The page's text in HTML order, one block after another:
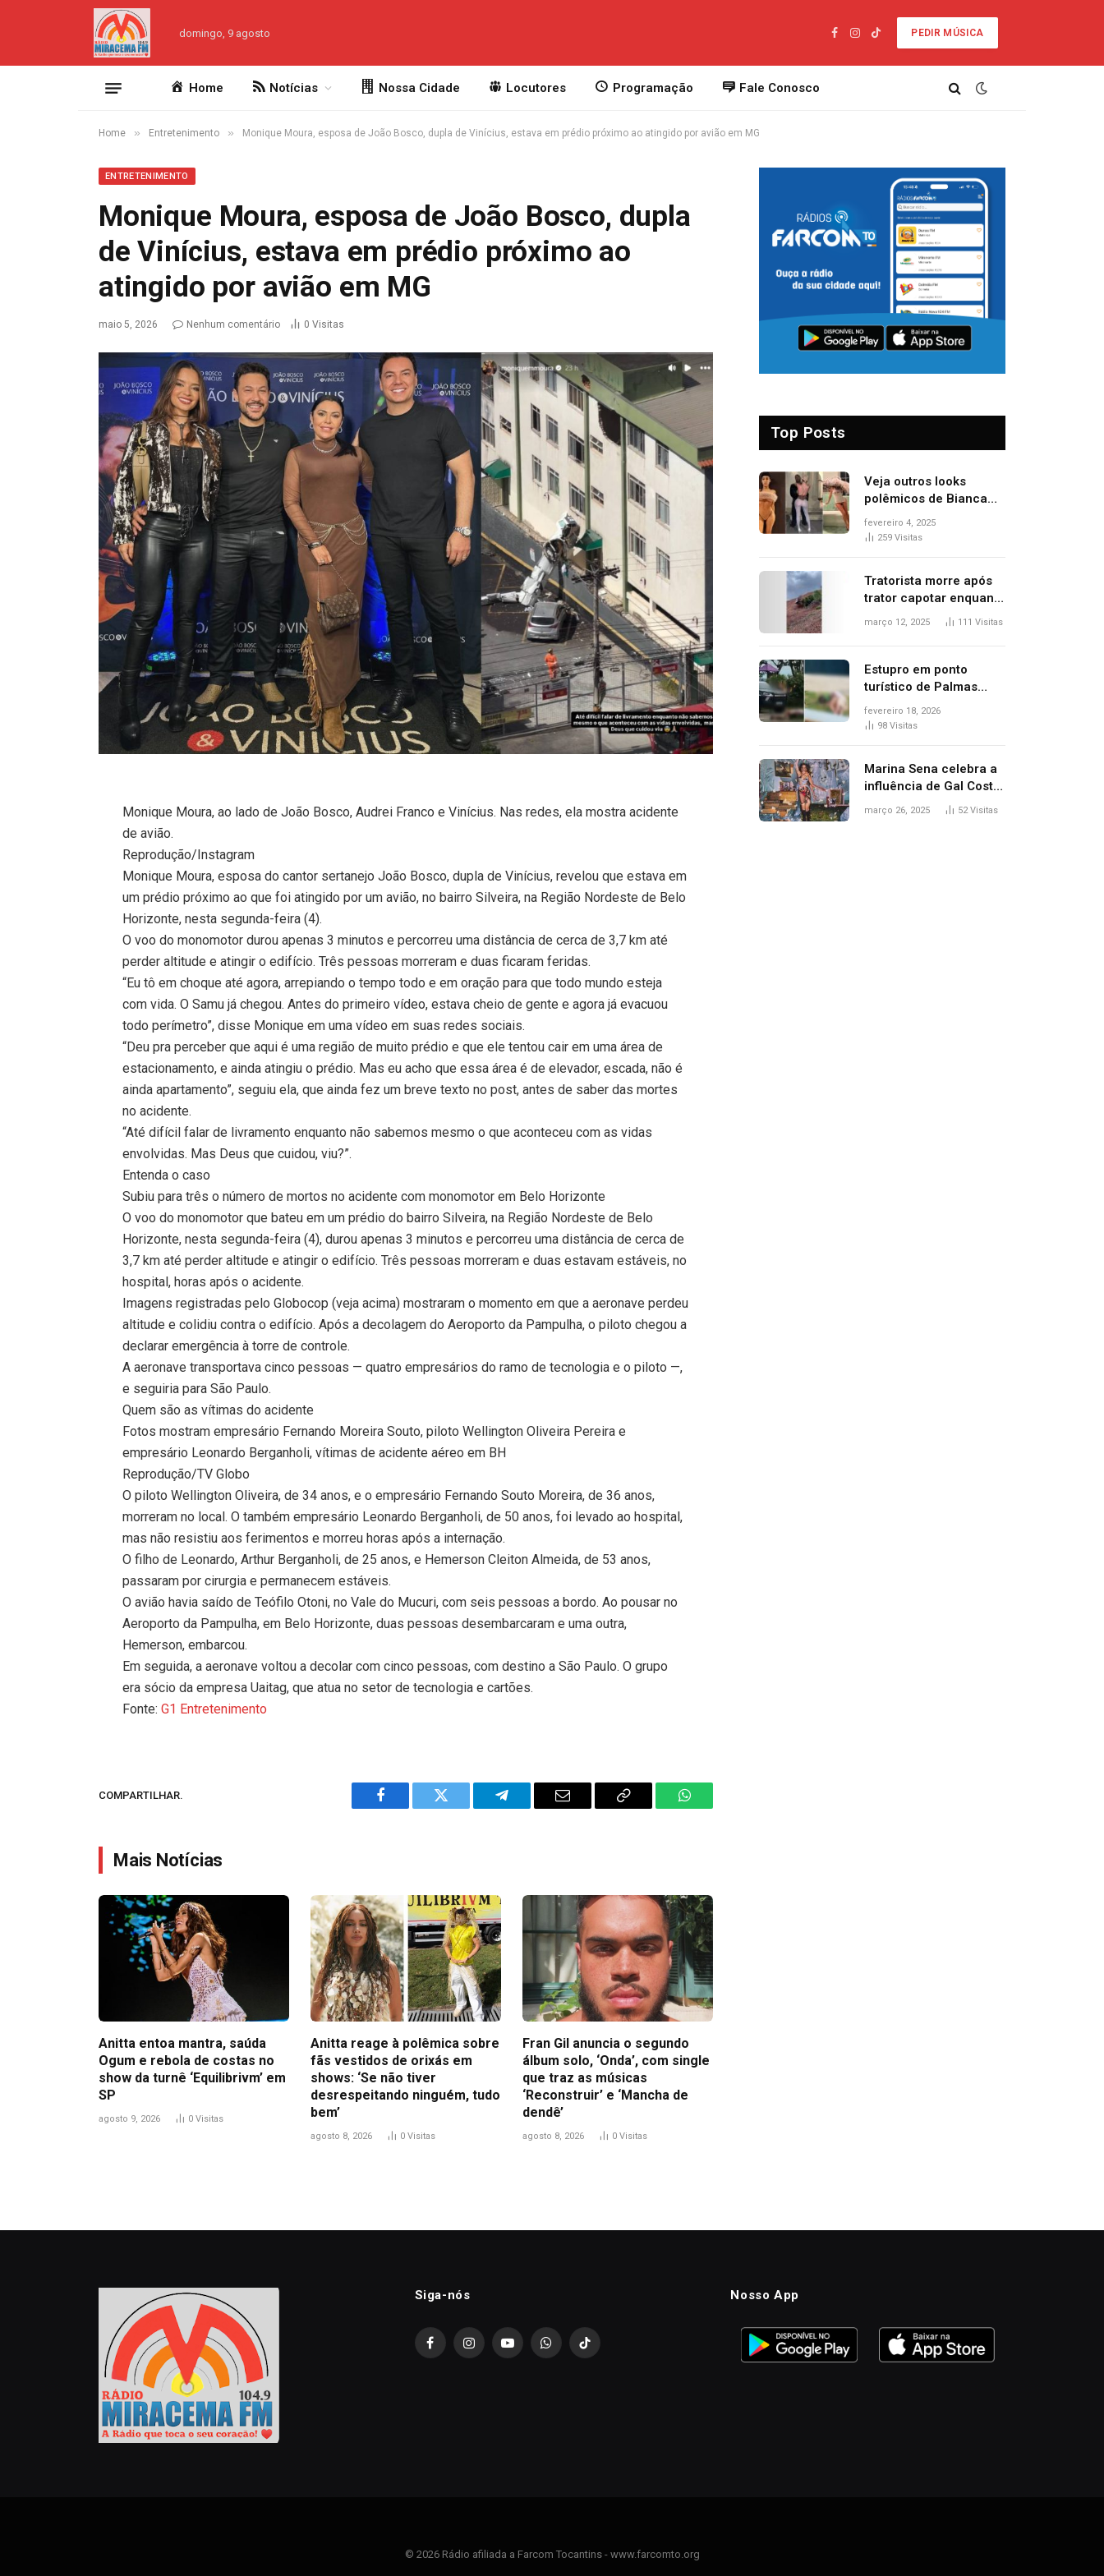
domingo, 9 agosto
Facebook
Instagram
TikTok
PEDIR MÚSICA
Home Notícias Nossa Cidade Locutores Programação Fale Conosco
Home » Entretenimento » Monique Moura, esposa de João Bosco, dupla de Vinícius, estava em prédio próximo ao atingido por avião em MG
ENTRETENIMENTO
Monique Moura, esposa de João Bosco, dupla
de Vinícius, estava em prédio próximo ao
atingido por avião em MG
maio 5, 2026 Nenhum comentário 0 Visitas
Monique Moura, ao lado de João Bosco, Audrei Franco e Vinícius. Nas redes, ela mostra acidente
de avião.
Reprodução/Instagram
Monique Moura, esposa do cantor sertanejo João Bosco, dupla de Vinícius, revelou que estava em
um prédio próximo ao que foi atingido por um avião, no bairro Silveira, na Região Nordeste de Belo
Horizonte, nesta segunda-feira (4).
O voo do monomotor durou apenas 3 minutos e percorreu uma distância de cerca de 3,7 km até
perder altitude e atingir o edifício. Três pessoas morreram e duas ficaram feridas.
“Eu tô em choque até agora, arrepiando o tempo todo e em oração para que todo mundo esteja
com vida. O Samu já chegou. Antes do primeiro vídeo, estava cheio de gente e agora já evacuou
todo perímetro”, disse Monique em uma vídeo em suas redes sociais.
“Deu pra perceber que aqui é uma região de muito prédio e que ele tentou cair em uma área de
estacionamento, e ainda atingiu o prédio. Mas eu acho que essa área é de elevador, escada, não é
ainda apartamento”, seguiu ela, que ainda fez um breve texto no post, antes de saber das mortes
no acidente.
“Até difícil falar de livramento enquanto não sabemos mesmo o que aconteceu com as vidas
envolvidas. Mas Deus que cuidou, viu?”.
Entenda o caso
Subiu para três o número de mortos no acidente com monomotor em Belo Horizonte
O voo do monomotor que bateu em um prédio do bairro Silveira, na Região Nordeste de Belo
Horizonte, nesta segunda-feira (4), durou apenas 3 minutos e percorreu uma distância de cerca de
3,7 km até perder altitude e atingir o edifício. Três pessoas morreram e duas estavam estáveis, no
hospital, horas após o acidente.
Imagens registradas pelo Globocop (veja acima) mostraram o momento em que a aeronave perdeu
altitude e colidiu contra o edifício. Após a decolagem do Aeroporto da Pampulha, o piloto chegou a
declarar emergência à torre de controle.
A aeronave transportava cinco pessoas — quatro empresários do ramo de tecnologia e o piloto —,
e seguiria para São Paulo.
Quem são as vítimas do acidente
Fotos mostram empresário Fernando Moreira Souto, piloto Wellington Oliveira Pereira e
empresário Leonardo Berganholi, vítimas de acidente aéreo em BH
Reprodução/TV Globo
O piloto Wellington Oliveira, de 34 anos, e o empresário Fernando Souto Moreira, de 36 anos,
morreram no local. O também empresário Leonardo Berganholi, de 50 anos, foi levado ao hospital,
mas não resistiu aos ferimentos e morreu horas após a internação.
O filho de Leonardo, Arthur Berganholi, de 25 anos, e Hemerson Cleiton Almeida, de 53 anos,
passaram por cirurgia e permanecem estáveis.
O avião havia saído de Teófilo Otoni, no Vale do Mucuri, com seis pessoas a bordo. Ao pousar no
Aeroporto da Pampulha, em Belo Horizonte, duas pessoas desembarcaram e uma outra,
Hemerson, embarcou.
Em seguida, a aeronave voltou a decolar com cinco pessoas, com destino a São Paulo. O grupo
era sócio da empresa Uaitag, que atua no setor de tecnologia e cartões.
Fonte:G1 Entretenimento
COMPARTILHAR.
Facebook Twitter Telegram Email
Copy
WhatsApp
Mais Notícias
Anitta entoa mantra, saúda
Ogum e rebola de costas no
show da turnê ‘Equilibrivm’ em
SP
agosto 9, 2026 0 Visitas
Anitta reage à polêmica sobre
fãs vestidos de orixás em
shows: ‘Se não tiver
desrespeitando ninguém, tudo
bem’
agosto 8, 2026 0 Visitas
Fran Gil anuncia o segundo
álbum solo, ‘Onda’, com single
que traz as músicas
‘Reconstruir’ e ‘Mancha de
dendê’
agosto 8, 2026 0 Visitas
Top Posts
Veja outros looks
polêmicos de Bianca
Censori, esposa de
Kanye West que
fevereiro 4, 2025
259 Visitas
Tratorista morre após
trator capotar enquanto
removia vegetação em
março 12, 2025 111 Visitas
Estupro em ponto
turístico de Palmas
ocorreu em frente à
viatura e base de
fevereiro 18, 2026
98 Visitas
Marina Sena celebra a
influência de Gal Costa
na arte do álbum
março 26, 2025 52Visitas
Siga-nós
FacebookInstagramYouTubeWhatsAppTikTok
Nosso App
© 2026 Rádio afiliada a Farcom Tocantins - www.farcomto.org